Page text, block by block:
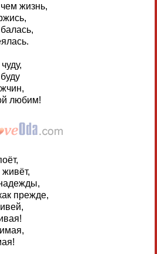
жизнь,
любим!
прежде,